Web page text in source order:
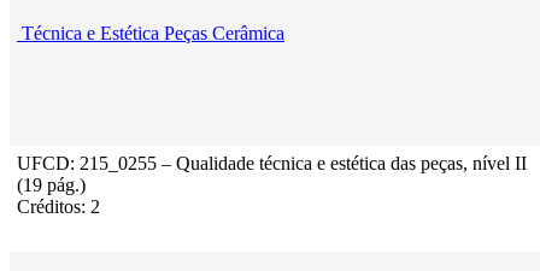
Técnica e Estética Peças Cerâmica
UFCD: 215_0255 – Qualidade técnica e estética das peças, nível II
(19 pág.)
Créditos: 2